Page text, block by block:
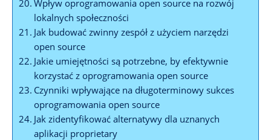
Wpływ oprogramowania open source na rozwój
lokalnych społeczności
Jak budować zwinny zespół z użyciem narzędzi
open source
Jakie umiejętności są potrzebne, by efektywnie
korzystać z oprogramowania open source
Czynniki wpływające na długoterminowy sukces
oprogramowania open source
Jak zidentyfikować alternatywy dla uznanych
aplikacji proprietary